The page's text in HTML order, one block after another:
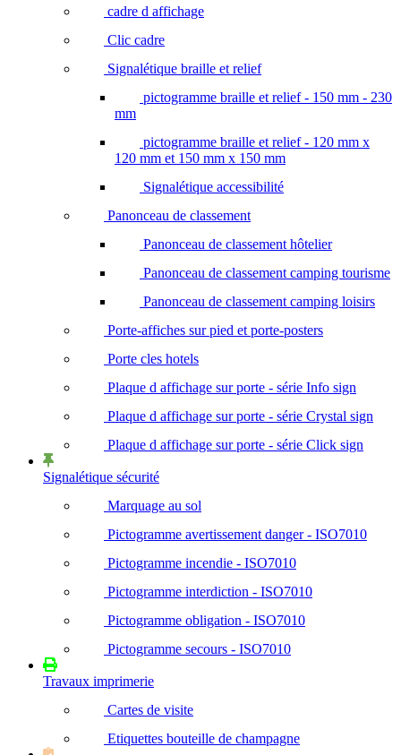
cadre d affichage
Clic cadre
Signalétique braille et relief
pictogramme braille et relief - 150 mm - 230
mm
pictogramme braille et relief - 120 mm x
120 mm et 150 mm x 150 mm
Signalétique accessibilité
Panonceau de classement
Panonceau de classement hôtelier
Panonceau de classement camping tourisme
Panonceau de classement camping loisirs
Porte-affiches sur pied et porte-posters
Porte cles hotels
Plaque d affichage sur porte - série Info sign
Plaque d affichage sur porte - série Crystal sign
Plaque d affichage sur porte - série Click sign
Signalétique sécurité
Marquage au sol
Pictogramme avertissement danger - ISO7010
Pictogramme incendie - ISO7010
Pictogramme interdiction - ISO7010
Pictogramme obligation - ISO7010
Pictogramme secours - ISO7010
Travaux imprimerie
Cartes de visite
Etiquettes bouteille de champagne